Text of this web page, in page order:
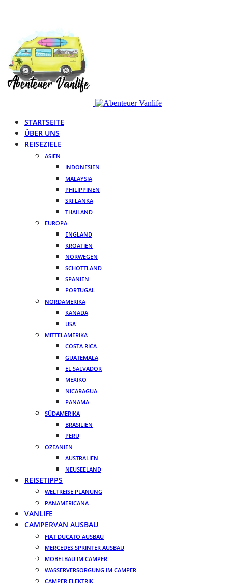
STARTSEITE
ÜBER UNS
REISEZIELE
ASIEN
INDONESIEN
MALAYSIA
PHILIPPINEN
SRI LANKA
THAILAND
EUROPA
ENGLAND
KROATIEN
NORWEGEN
SCHOTTLAND
SPANIEN
PORTUGAL
NORDAMERIKA
KANADA
USA
MITTELAMERIKA
COSTA RICA
GUATEMALA
EL SALVADOR
MEXIKO
NICARAGUA
PANAMA
SÜDAMERIKA
BRASILIEN
PERU
OZEANIEN
AUSTRALIEN
NEUSEELAND
REISETIPPS
WELTREISE PLANUNG
PANAMERICANA
VANLIFE
CAMPERVAN AUSBAU
FIAT DUCATO AUSBAU
MERCEDES SPRINTER AUSBAU
MÖBELBAU IM CAMPER
WASSERVERSORGUNG IM CAMPER
CAMPER ELEKTRIK